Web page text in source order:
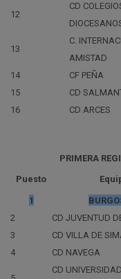
12
CD
13
C.
AMISTAD
14 CF PEÑA
15
CD
16
CD ARCES
PRIMERA
Puesto
1
2
CD JUVENTUD
3
CD VILLA DE
4
CD NAVEGA
CD UNIVERSIDAD